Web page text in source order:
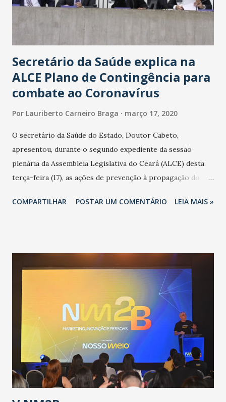
Secretário da Saúde explica na
ALCE Plano de Contingência para
combate ao Coronavírus
Por Lauriberto Carneiro Braga março 17, 2020
O secretário da Saúde do Estado, Doutor Cabeto,
apresentou, durante o segundo expediente da sessão
plenária da Assembleia Legislativa do Ceará (ALCE) desta
terça-feira (17), as ações de prevenção à propagação do
adotadas pelo Governo do Estado na contenção da
população suspeita e de cuidados com os ambientes
públicos e domiciliares. “Nós não estamos vivendo uma
epidemia comum, como temos em todos os anos, com
aumento de casos de dengue, influenza ou H1N1. Trata-se
de uma epidemia com um vírus diferente, com um poder de
contaminação maior que outros coronavírus”, apontou o
secretário. Segundo ele, é uma epidemia com chance de
contaminação alta, podendo gerar um grande risco à
população e ao sistema de saúde. “Precisamos saber fazer a
estratificação do risco da doença, para não so...
COMPARTILHAR POSTAR UM COMENTÁRIO LEIA MAIS »